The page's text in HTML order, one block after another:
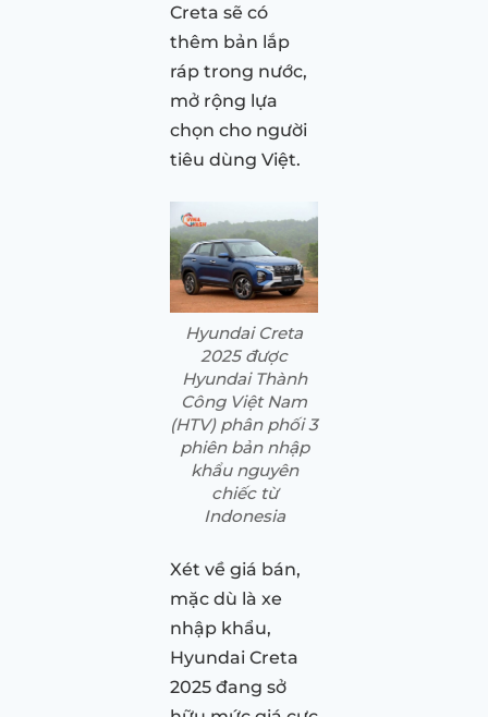
Creta sẽ có
thêm bản lắp
ráp trong nước,
mở rộng lựa
chọn cho người
tiêu dùng Việt.
Hyundai Creta
2025 được
Hyundai Thành
Công Việt Nam
(HTV) phân phối 3
phiên bản nhập
khẩu nguyên
chiếc từ
Indonesia
Xét về giá bán,
mặc dù là xe
nhập khẩu,
Hyundai Creta
2025 đang sở